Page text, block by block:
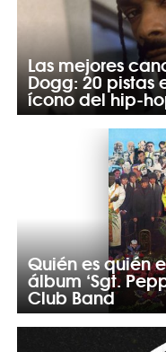
Las mejores
Dogg: 20 pistas
ícono del hip-
Quién es quién
álbum ‘Sgt.
Club Band